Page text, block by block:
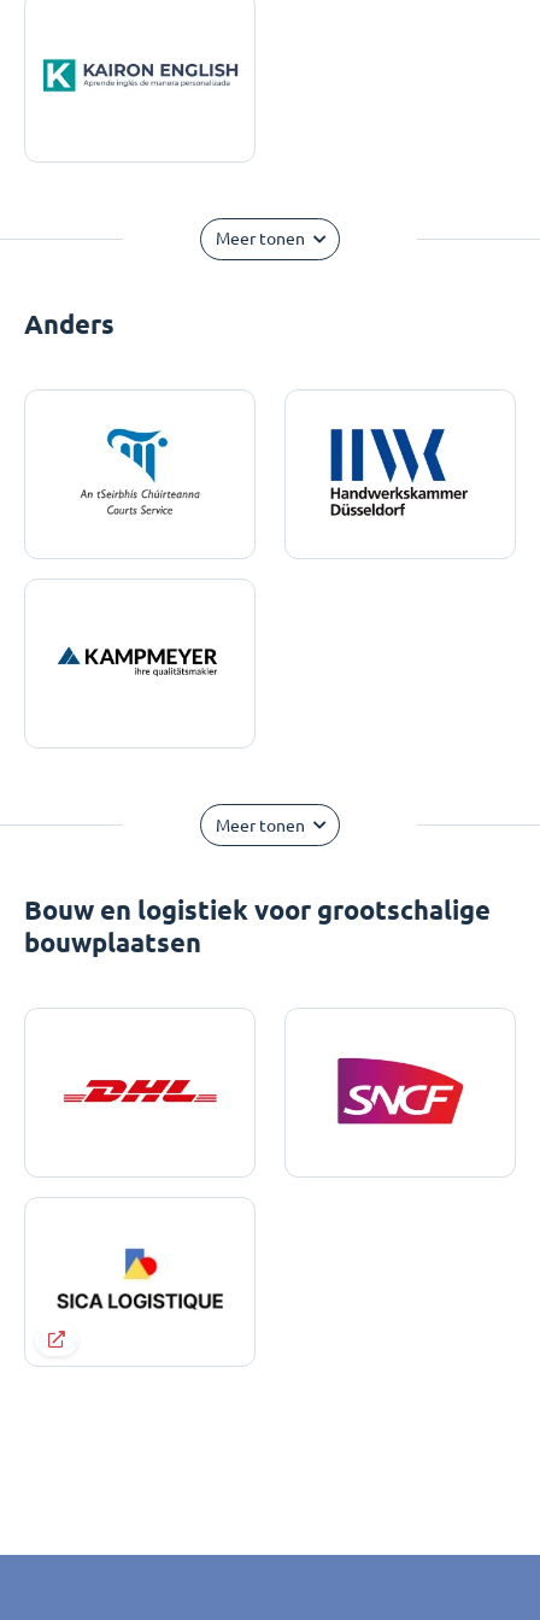
Meer tonen
Anders
Meer tonen
Bouw en logistiek voor grootschalige
bouwplaatsen